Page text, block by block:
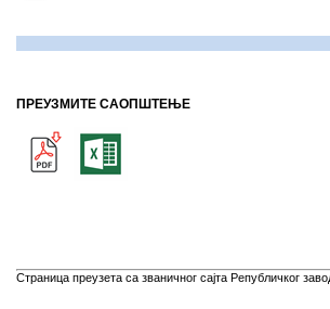
ПРЕУЗМИТЕ САОПШТЕЊЕ
Страница преузета са званичног сајта Републичког